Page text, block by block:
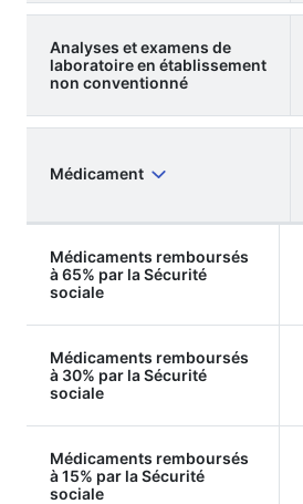
Analyses et examens de
laboratoire en établissement
non conventionné
Médicament
Médicaments remboursés
à 65% par la Sécurité
sociale
Médicaments remboursés
à 30% par la Sécurité
sociale
Médicaments remboursés
à 15% par la Sécurité
sociale